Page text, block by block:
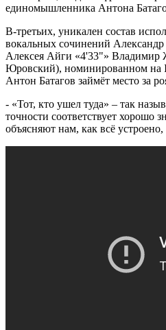
единомышленника Антона
В-третьих, уникален состав
вокальных сочинений
Алексея Айги «4'33"» Владимир
Юровский), номинированном на
Антон Батагов займёт место за
- «Тот, кто ушел туда» – так
точности соответствует хорошо
объясняют нам, как всё